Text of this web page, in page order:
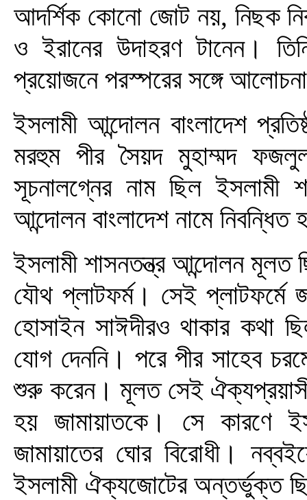
আদর্শিক কোনো জোট নয়, নিছক
ও ইরানের উদাহরণ টানেন।
প্রয়োজনে পরস্পরের সঙ্গে
ইসলামী আন্দোলন বাংলাদেশ
মরহুম পীর সৈয়দ মুহাম্মদ
সূচনালগ্নের নাম ছিল ইসলামী
আন্দোলন বাংলাদেশ নামে নিবন্ধিত
ইসলামী শাসনতন্ত্র আন্দোলন মূলত
যৌথ প্লাটফর্ম। সেই প্লাটফর্মে
হোসাইন সাঈদীরও থাকার কথা
যোগ দেননি। পরে পীর সাহেব
শুরু করেন। মূলত সেই ঐক্যপ্রয়াসী
হয় জামায়াতকে। সে কারণে
জামায়াতের ঘোর বিরোধী।
ইসলামী ঐক্যজোটের অন্তর্ভুক্ত